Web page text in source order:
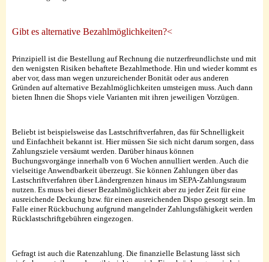
Gibt es alternative Bezahlmöglichkeiten?<
Prinzipiell ist die Bestellung auf Rechnung die nutzerfreundlichste und mit
den wenigsten Risiken behaftete Bezahlmethode. Hin und wieder kommt es
aber vor, dass man wegen unzureichender Bonität oder aus anderen
Gründen auf alternative Bezahlmöglichkeiten umsteigen muss. Auch dann
bieten Ihnen die Shops viele Varianten mit ihren jeweiligen Vorzügen.
Beliebt ist beispielsweise das Lastschriftverfahren, das für Schnelligkeit
und Einfachheit bekannt ist. Hier müssen Sie sich nicht darum sorgen, dass
Zahlungsziele versäumt werden. Darüber hinaus können
Buchungsvorgänge innerhalb von 6 Wochen annulliert werden. Auch die
vielseitige Anwendbarkeit überzeugt. Sie können Zahlungen über das
Lastschriftverfahren über Ländergrenzen hinaus im SEPA-Zahlungsraum
nutzen. Es muss bei dieser Bezahlmöglichkeit aber zu jeder Zeit für eine
ausreichende Deckung bzw. für einen ausreichenden Dispo gesorgt sein. Im
Falle einer Rückbuchung aufgrund mangelnder Zahlungsfähigkeit werden
Rücklastschriftgebühren eingezogen.
Gefragt ist auch die Ratenzahlung. Die finanzielle Belastung lässt sich